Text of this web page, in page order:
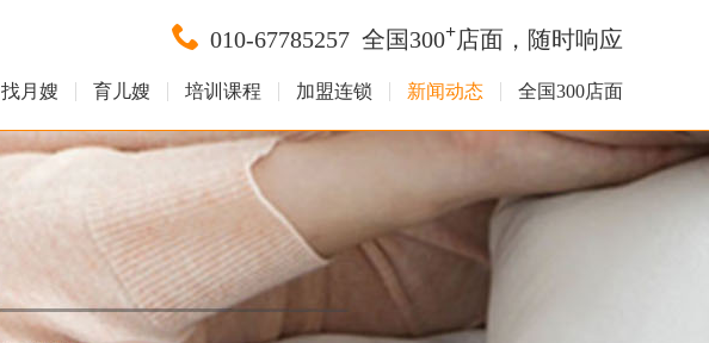
010-67785257 全国300+店面，随时响应
找月嫂 育儿嫂 培训课程 加盟连锁 新闻动态 全国300店面